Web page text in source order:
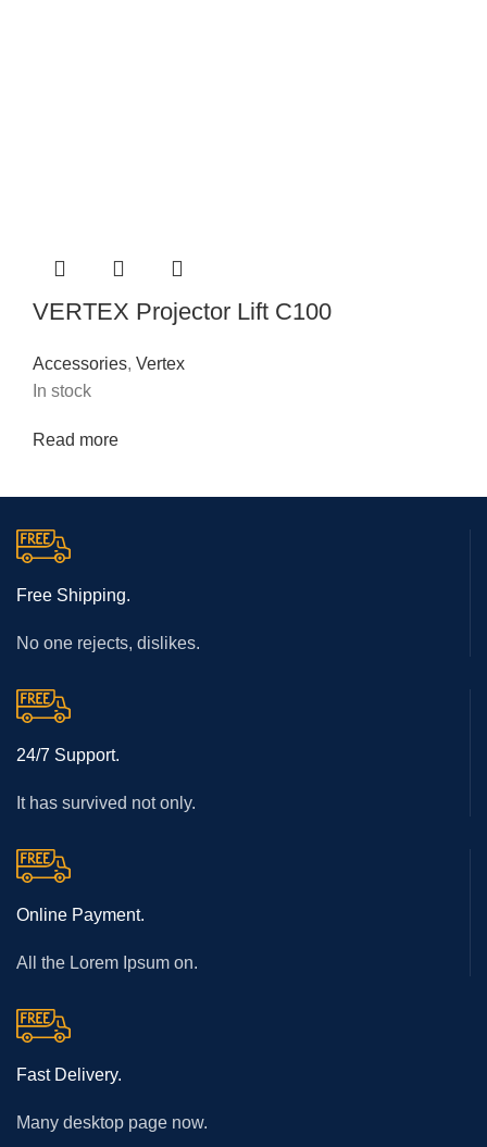
VERTEX Projector Lift C100
Accessories, Vertex
In stock
Read more
Free Shipping.
No one rejects, dislikes.
24/7 Support.
It has survived not only.
Online Payment.
All the Lorem Ipsum on.
Fast Delivery.
Many desktop page now.